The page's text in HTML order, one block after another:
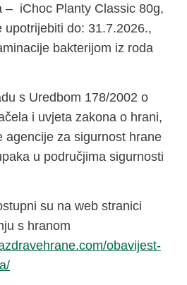
– iChoc Planty Classic 80g,
upotrijebiti do: 31.7.2026.,
bakterijom iz roda
s Uredbom 178/2002 o
i uvjeta zakona o hrani,
agencije za sigurnost hrane
u područjima sigurnosti
su na web stranici
s hranom
obavijest-